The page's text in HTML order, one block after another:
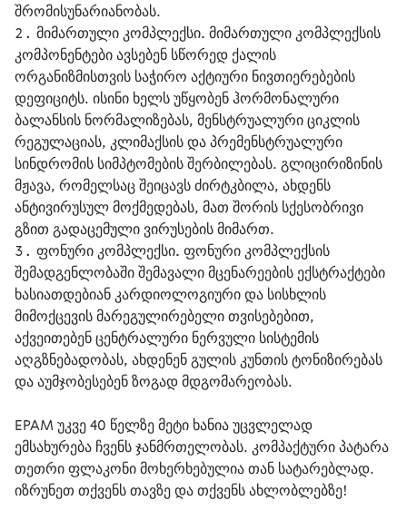
შრომისუნარიანობას.
მიმართული კომპლექსი. მიმართული კომპლექსის
კომპონენტები ავსებენ სწორედ ქალის
ორგანიზმისთვის საჭირო აქტიური ნივთიერებების
დეფიციტს. ისინი ხელს უწყობენ ჰორმონალური
ბალანსის ნორმალიზებას, მენსტრუალური ციკლის
რეგულაციას, კლიმაქსის და პრემენსტრუალური
სინდრომის სიმპტომების შერბილებას. გლიცირიზინის
მჟავა, რომელსაც შეიცავს ძირტკბილა, ახდენს
ანტივირუსულ მოქმედებას, მათ შორის სქესობრივი
გზით გადაცემული ვირუსების მიმართ.
ფონური კომპლექსი. ფონური კომპლექსის
შემადგენლობაში შემავალი მცენარეების ექსტრაქტები
ხასიათდებიან კარდიოლოგიური და სისხლის
მიმოქცევის მარეგულირებელი თვისებებით,
აქვეითებენ ცენტრალური ნერვული სისტემის
აღგზნებადობას, ახდენენ გულის კუნთის ტონიზირებას
და აუმჯობესებენ ზოგად მდგომარეობას.
EPAM უკვე 40 წელზე მეტი ხანია უცვლელად
ემსახურება ჩვენს ჯანმრთელობას. კომპაქტური პატარა
თეთრი ფლაკონი მოხერხებულია თან სატარებლად.
იზრუნეთ თქვენს თავზე და თქვენს ახლობლებზე!